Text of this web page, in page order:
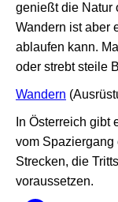
genießt die Natur
Wandern ist aber
ablaufen kann.
oder strebt steile
Wandern
In Österreich gibt
vom
Strecken, die
voraussetzen.